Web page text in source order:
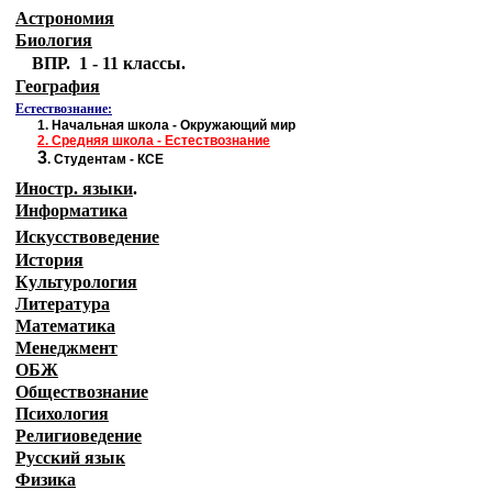
Астрономия
Биология
ВПР. 1 - 11 классы.
География
Естествознание:
1. Начальная школа - Окружающий мир
2. Средняя школа - Естествознание
3. Студентам - КСЕ
Иностр. языки.
Информатика
Искусствоведение
История
Культурология
Литература
Математика
Менеджмент
ОБЖ
Обществознание
Психология
Религиоведение
Русский язык
Физика